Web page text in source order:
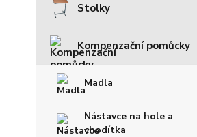
Stolky
Kompenzační pomůcky
Madla
Nástavce na hole a
chodítka